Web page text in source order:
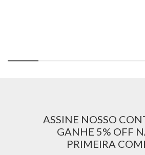
ASSINE NOSSO
GANHE 5% OFF
PRIMEIRA